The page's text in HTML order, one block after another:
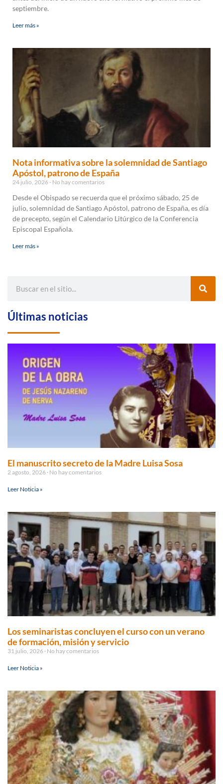
septiembre.
Leer más »
Nota informativa sobre la solemnidad de Santiago
Apóstol, patrono de España
24 julio, 2026 No hay comentarios
Desde el Obispado se recuerda que el próximo sábado, 25 de
julio, solemnidad de Santiago Apóstol, patrono de España, es día
de precepto, según el Calendario Litúrgico de la Conferencia
Episcopal Española.
Leer más »
Últimas noticias
El manuscrito secreto de la Madre Luisa Sosa
2 agosto, 2026 No hay comentarios
Leer Noticia »
Los seminaristas concluyen el curso con un verano
de formación, misión y servicio
31 julio, 2026 No hay comentarios
Leer Noticia »